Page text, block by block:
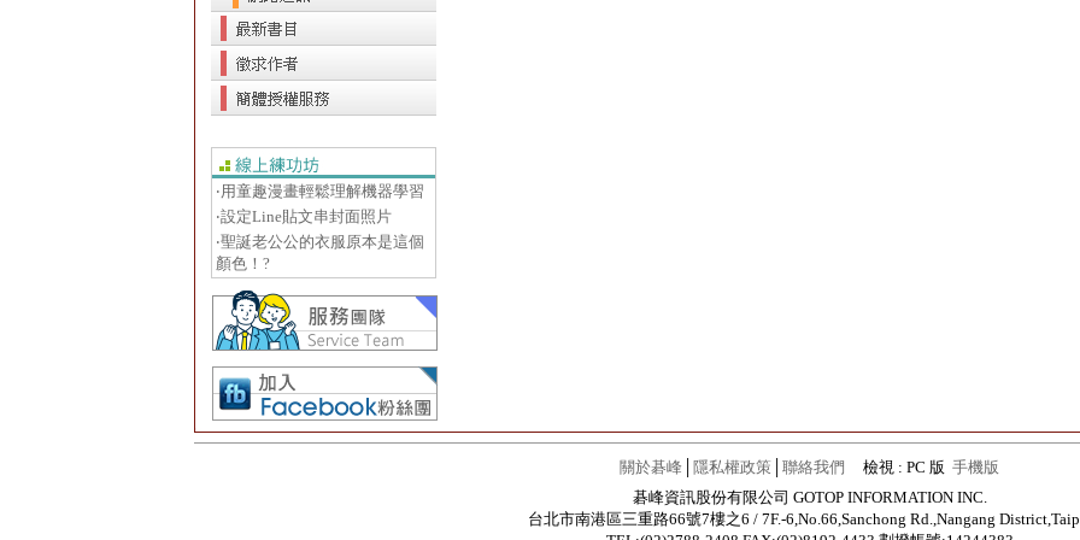
‧用童趣漫畫輕鬆理解機器學習
‧設定Line貼文串封面照片
‧聖誕老公公的衣服原本是這個
顏色！?
關於碁峰 隱私權政策 聯絡我們 檢視 : PC 版 手機版
碁峰資訊股份有限公司 GOTOP INFORMATION INC.
台北市南港區三重路66號7樓之6 / 7F.-6,No.66,Sanchong Rd.,Nangang